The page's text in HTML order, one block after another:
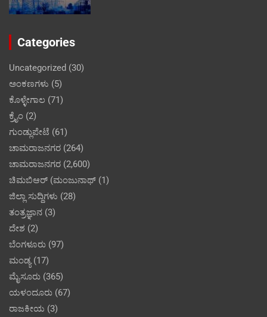
Categories
Uncategorized (30)
ಅಂಕಣಗಳು (5)
ಕೊಳ್ಳೇಗಾಲ (71)
ಕ್ರೈಂ (2)
ಗುಂಡ್ಲುಪೇಟೆ (61)
ಚಾಮರಾಜನಗರ (264)
ಚಾಮರಾಜನಗರ (2,600)
ಚಿಮಬಿಆರ್ (ಮಂಜುನಾಥ್ (1)
ಜಿಲ್ಲಾ ಸುದ್ದಿಗಳು (28)
ತಂತ್ರಜ್ಞಾನ (3)
ದೇಶ (2)
ಬೆಂಗಳೂರು (97)
ಮಂಡ್ಯ(17)
ಮೈಸೂರು (365)
ಯಳಂದೂರು (67)
ರಾಜಕೀಯ (3)